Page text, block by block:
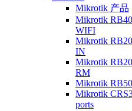
Mikrotik 产品
Mikrotik
WIFI
Mikrotik
IN
Mikrotik
RM
Mikrotik
Mikrotik
ports